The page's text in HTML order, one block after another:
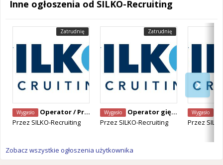
Inne ogłoszenia od SILKO-Recruiting
Zatrudnię
Wygasło
Operator / Programista CNC Mazak – Alken, Belgia
Przez SILKO-Recruiting
Zatrudnię
Wygasło
Operator giętarki CNC – Staden, Belgia
Przez SILKO-Recruiting
Wygasło
Przez
Zobacz wszystkie ogłoszenia użytkownika